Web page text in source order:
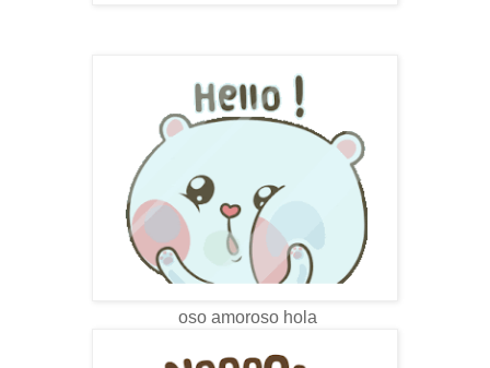
oso amoroso hola